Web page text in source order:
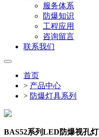
服务体系
防爆知识
工程应用
咨询留言
联系我们
首页
> 产品中心
> 防爆灯具系列
BAS52系列LED防爆视孔灯